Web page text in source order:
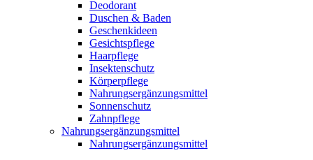
Deodorant
Duschen & Baden
Geschenkideen
Gesichtspflege
Haarpflege
Insektenschutz
Körperpflege
Nahrungsergänzungsmittel
Sonnenschutz
Zahnpflege
Nahrungsergänzungsmittel
Nahrungsergänzungsmittel